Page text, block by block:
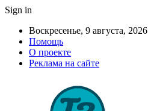
Sign in
Воскресенье, 9 августа, 2026
Помощь
О проекте
Реклама на сайте